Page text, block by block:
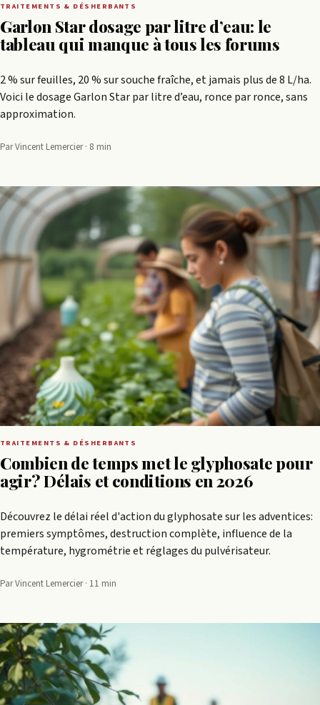
TRAITEMENTS & DÉSHERBANTS
Garlon Star dosage par litre d’eau: le
tableau qui manque à tous les forums
2 % sur feuilles, 20 % sur souche fraîche, et jamais plus de 8 L/ha.
Voici le dosage Garlon Star par litre d’eau, ronce par ronce, sans
approximation.
Par Vincent Lemercier · 8 min
TRAITEMENTS & DÉSHERBANTS
Combien de temps met le glyphosate pour
agir? Délais et conditions en 2026
Découvrez le délai réel d'action du glyphosate sur les adventices:
premiers symptômes, destruction complète, influence de la
température, hygrométrie et réglages du pulvérisateur.
Par Vincent Lemercier · 11 min